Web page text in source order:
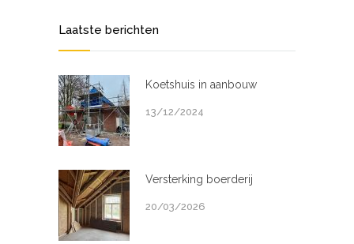
Laatste berichten
Koetshuis in aanbouw
13/12/2024
Versterking boerderij
20/03/2026